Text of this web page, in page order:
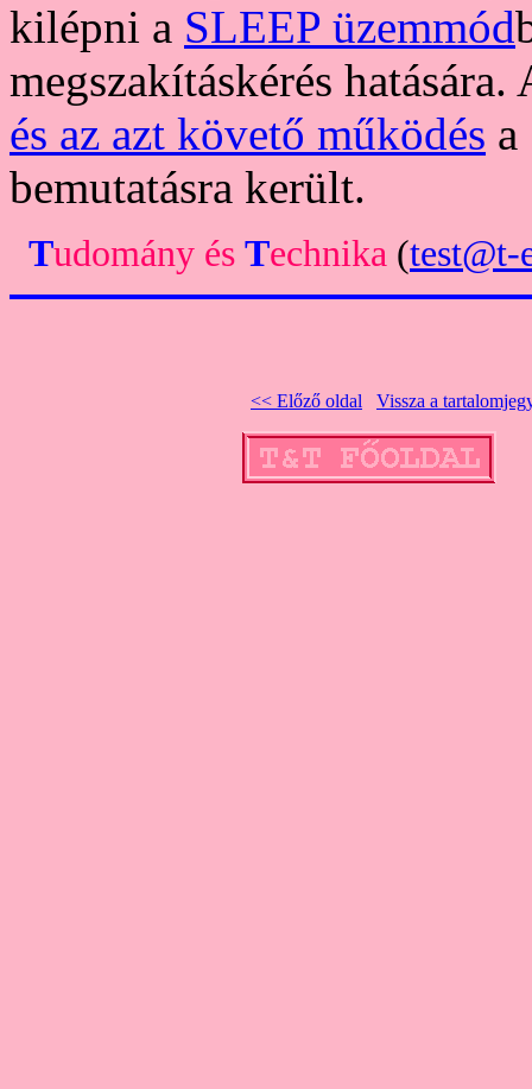
kilépni a SLEEP üzemmód
megszakításkérés
és az azt követő működés a
bemutatásra került.
Tudomány és Technika (test@t-
<< Előző oldal Vissza a